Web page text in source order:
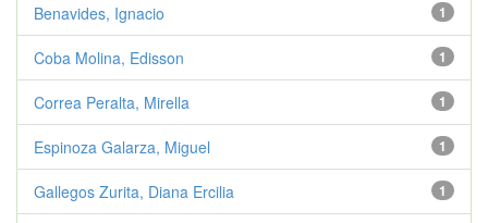
1
Benavides, Ignacio
1
Coba Molina, Edisson
1
Correa Peralta, Mirella
1
Espinoza Galarza, Miguel
1
Gallegos Zurita, Diana Ercilia